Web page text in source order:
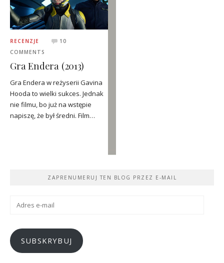
RECENZJE
10
COMMENTS
Gra Endera (2013)
Gra Endera w reżyserii Gavina
Hooda to wielki sukces. Jednak
nie filmu, bo już na wstępie
napiszę, że był średni. Film…
ZAPRENUMERUJ TEN BLOG PRZEZ E-MAIL
SUBSKRYBUJ